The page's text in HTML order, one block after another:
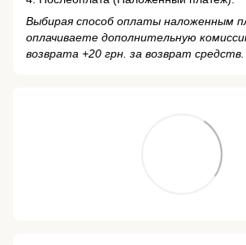
Выбирая способ оплаты наложенным
оплачиваете дополнительную
возврата +20 грн. за возврат средств.